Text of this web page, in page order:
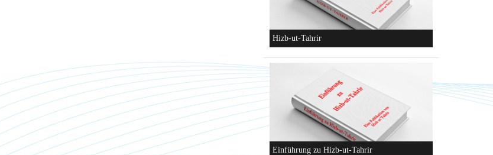
Hizb-ut-Tahrir
Einführung zu Hizb-ut-Tahrir